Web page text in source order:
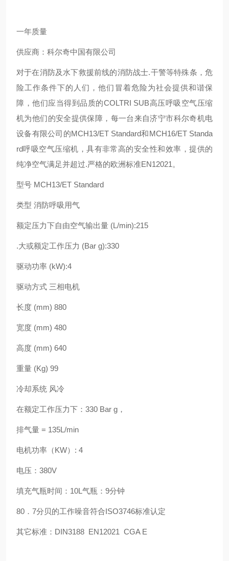
一年质量
供应商：科尔奇中国有限公司
对于在消防及水下救援前线的消防战士.干警等特殊条，危
险工作条件下的人们，他们冒着危险为社会提供和谐保
障，他们应当得到品质的COLTRI SUB高压呼吸空气压缩
机为他们的安全提供保障，每一台来自济宁市科尔奇机电
设备有限公司的MCH13/ET Standard和MCH16/ET Standa
rd呼吸空气压缩机，具有非常高的安全性和效率，提供的
纯净空气满足并超过.严格的欧洲标准EN12021。
型号 MCH13/ET Standard
类型 消防呼吸用气
额定压力下自由空气输出量 (L/min):215
.大或额定工作压力 (Bar g):330
驱动功率 (kW):4
驱动方式 三相电机
长度 (mm) 880
宽度 (mm) 480
高度 (mm) 640
重量 (Kg) 99
冷却系统 风冷
在额定工作压力下：330 Bar g，
排气量 = 135L/min
电机功率（KW）: 4
电压：380V
填充气瓶时间：10L气瓶：9分钟
80．7分贝的工作噪音符合ISO3746标准认定
其它标准：DIN3188 EN12021 CGA E